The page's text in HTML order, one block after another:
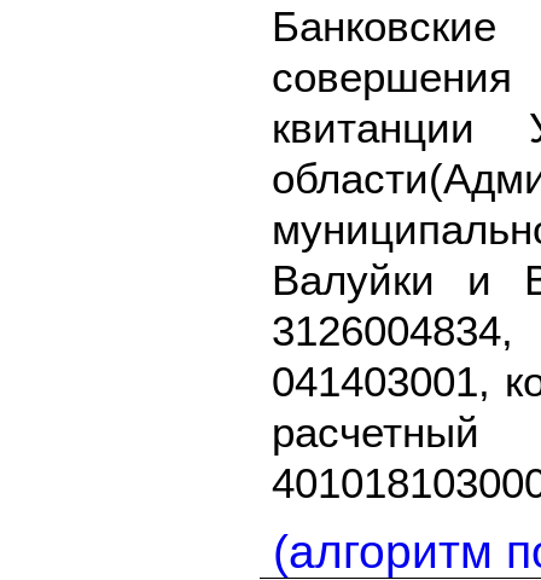
квитанции
Валуйки и
041403001,
(алгоритм